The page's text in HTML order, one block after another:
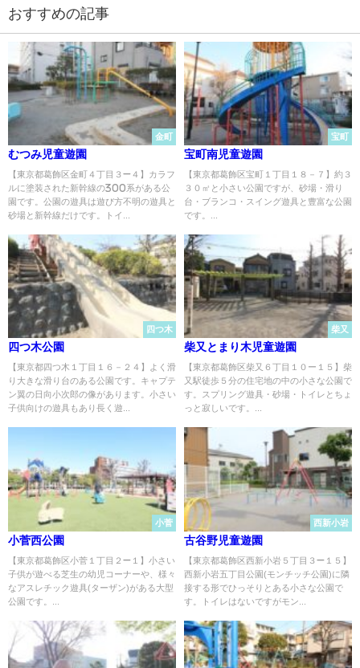
おすすめの記事
金町
むつみ児童遊園
【東京都葛飾区金町４丁目３−４】カラフ
ルに塗装された新幹線の300系がある公
園です。公園の遊具は遊び方不明の遊具と
砂場と新幹線だけです。トイ...
宝町
宝町南児童遊園
【東京都葛飾区宝町１丁目１８－７】約３
３０㎡と小さい公園ですが、砂場・滑り
台・ブランコ・スイング遊具と豊富な公園
です。...
四つ木
四つ木公園
【東京都四つ木１丁目１６－２４】よく滑
り大きな滑り台のある公園です。キャプテ
ン翼の日向小次郎の像があります。小さい
子供向けの遊具もあり長く遊...
柴又
柴又とまり木児童遊園
【東京都葛飾区柴又６丁目１０ー１５】柴
又駅徒歩５分の住宅地の中の小さな公園で
す。スプリング遊具・砂場・トイレとちょ
っと寂しいです。...
小菅
小菅西公園
【東京都葛飾区小菅１丁目２−１】小さい
子供が遊べる芝生の幼児コーナーや、様々
なアスレチック遊具(ターザン)がある大型
公園です。...
西新小岩
古谷野児童遊園
【東京都葛飾区西新小岩５丁目３−１５】
西新小岩五丁目公園(モンチッチ公園)に隣
接する形でひっそりとある小さな公園で
す。トイレはないですがモン...